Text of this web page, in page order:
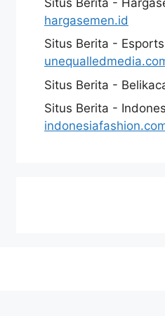
hargasemen.id
Situs Berita -
Situs Berita -
Situs Berita -